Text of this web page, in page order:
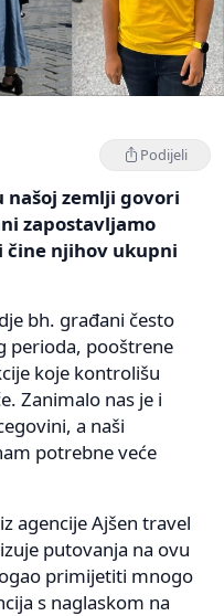
Podijeli
našoj zemlji govori
zapostavljamo
čine njihov ukupni
bh. građani često
perioda, pooštrene
koje kontrolišu
Zanimalo nas je i
a naši
potrebne veće
agencije Ajšen travel
putovanja na ovu
primijetiti mnogo
s naglaskom na